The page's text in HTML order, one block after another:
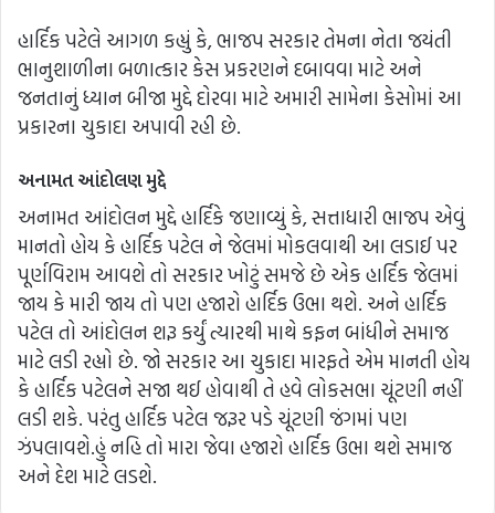
હાર્દિક પટેલે આગળ કહ્યું કે, ભાજપ સરકાર તેમના નેતા જયંતી
ભાનુશાળીના બળાત્કાર કેસ પ્રકરણને દબાવવા માટે અને
જનતાનું ધ્યાન બીજા મુદ્દે દોરવા માટે અમારી સામેના કેસોમાં આ
પ્રકારના ચુકાદા અપાવી રહી છે.
અનામત આંદોલણ મુદ્દે
અનામત આંદોલન મુદ્દે હાર્દિકે જણાવ્યું કે, સત્તાધારી ભાજપ એવું
માનતો હોય કે હાર્દિક પટેલ ને જેલમાં મોકલવાથી આ લડાઈ પર
પૂર્ણવિરામ આવશે તો સરકાર ખોટું સમજે છે એક હાર્દિક જેલમાં
જાય કે મારી જાય તો પણ હજારો હાર્દિક ઉભા થશે. અને હાર્દિક
પટેલ તો આંદોલન શરૂ કર્યું ત્યારથી માથે કફન બાંધીને સમાજ
માટે લડી રહ્યો છે. જો સરકાર આ ચુકાદા મારફતે એમ માનતી હોય
કે હાર્દિક પટેલને સજા થઈ હોવાથી તે હવે લોકસભા ચૂંટણી નહીં
લડી શકે. પરંતુ હાર્દિક પટેલ જરૂર પડે ચૂંટણી જંગમાં પણ
ઝંપલાવશે.હું નહિ તો મારા જેવા હજારો હાર્દિક ઉભા થશે સમાજ
અને દેશ માટે લડશે.